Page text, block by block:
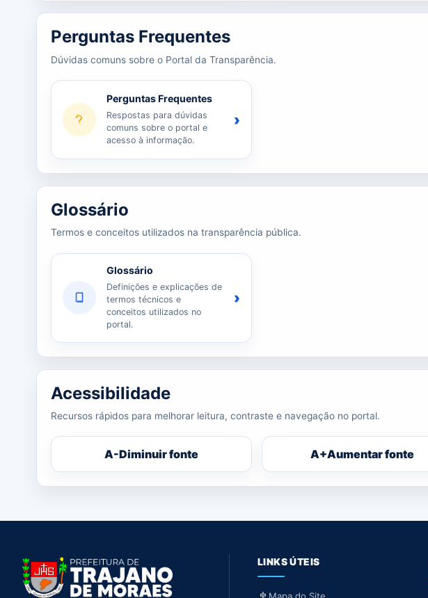
Perguntas Frequentes
Dúvidas comuns sobre o Portal da Transparência.
Perguntas Frequentes
Respostas para dúvidas
comuns sobre o portal e
acesso à informação.
›
Glossário
Termos e conceitos utilizados na transparência pública.
Glossário
Definições e explicações de
termos técnicos e
conceitos utilizados no
portal.
›
Acessibilidade
Recursos rápidos para melhorar leitura, contraste e navegação no portal.
A-Diminuir fonte A+Aumentar fonte
LINKS ÚTEIS